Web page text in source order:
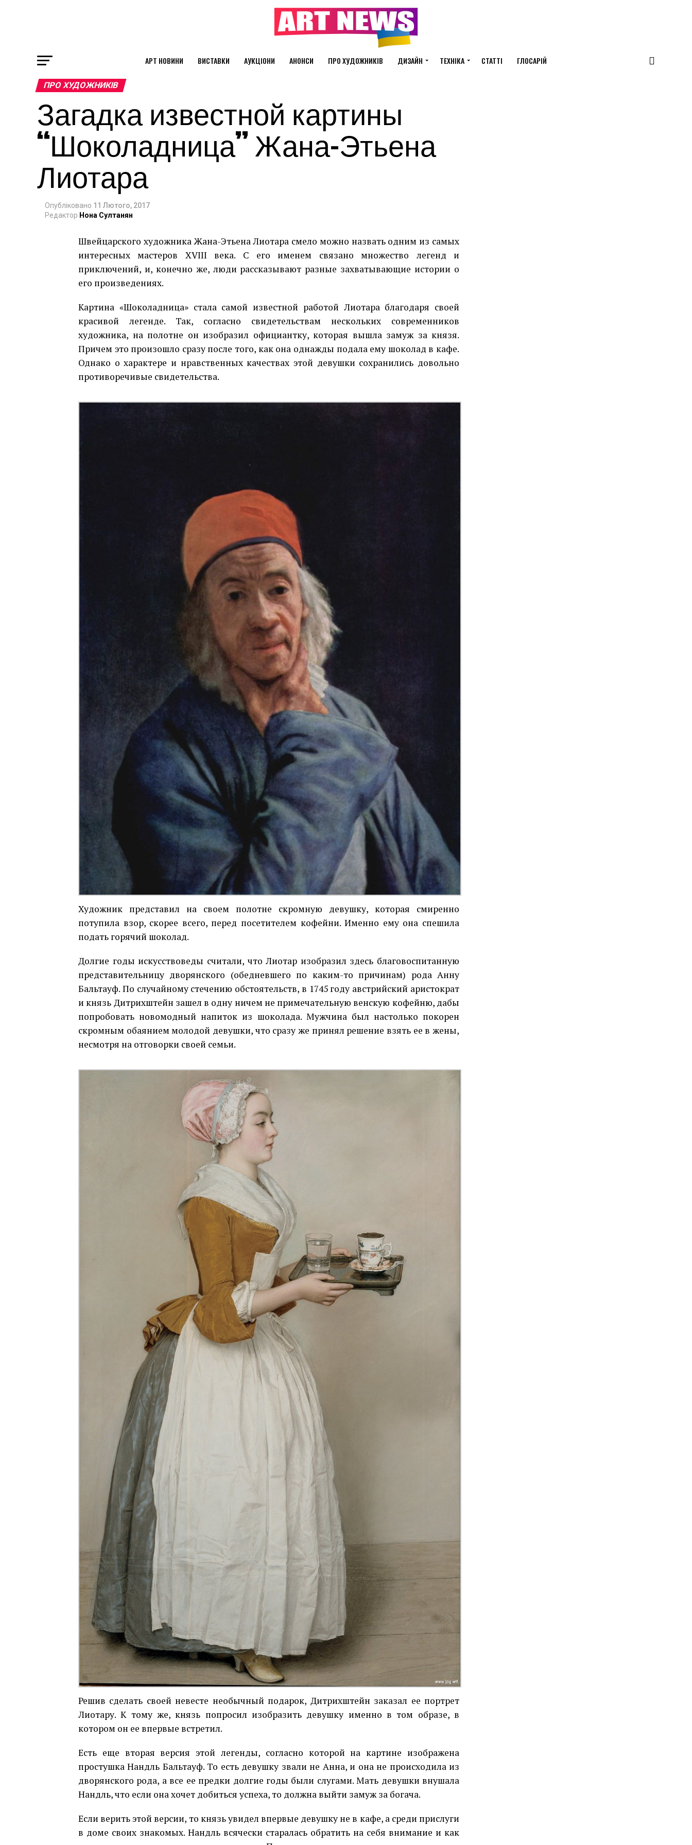
АРТ НОВИНИ ВИСТАВКИ АУКЦІОНИ АНОНСИ ПРО ХУДОЖНИКІВ ДИЗАЙН ТЕХНІКА СТАТТІ ГЛОСАРІЙ
ПРО ХУДОЖНИКІВ
Загадка известной картины
“Шоколадница” Жана-Этьена
Лиотара
Опубліковано 11 Лютого, 2017
Редактор Нона Султанян
Швейцарского художника Жана-Этьена Лиотара смело можно назвать одним из самых
интересных мастеров XVIII века. С его именем связано множество легенд и
приключений, и, конечно же, люди рассказывают разные захватывающие истории о
его произведениях.
Картина «Шоколадница» стала самой известной работой Лиотара благодаря своей
красивой легенде. Так, согласно свидетельствам нескольких современников
художника, на полотне он изобразил официантку, которая вышла замуж за князя.
Причем это произошло сразу после того, как она однажды подала ему шоколад в кафе.
Однако о характере и нравственных качествах этой девушки сохранились довольно
противоречивые свидетельства.
Художник представил на своем полотне скромную девушку, которая смиренно
потупила взор, скорее всего, перед посетителем кофейни. Именно ему она спешила
подать горячий шоколад.
Долгие годы искусствоведы считали, что Лиотар изобразил здесь благовоспитанную
представительницу дворянского (обедневшего по каким-то причинам) рода Анну
Бальтауф. По случайному стечению обстоятельств, в 1745 году австрийский аристократ
и князь Дитрихштейн зашел в одну ничем не примечательную венскую кофейню, дабы
попробовать новомодный напиток из шоколада. Мужчина был настолько покорен
скромным обаянием молодой девушки, что сразу же принял решение взять ее в жены,
несмотря на отговорки своей семьи.
Решив сделать своей невесте необычный подарок, Дитрихштейн заказал ее портрет
Лиотару. К тому же, князь попросил изобразить девушку именно в том образе, в
котором он ее впервые встретил.
Есть еще вторая версия этой легенды, согласно которой на картине изображена
простушка Нандль Бальтауф. То есть девушку звали не Анна, и она не происходила из
дворянского рода, а все ее предки долгие годы были слугами. Мать девушки внушала
Нандль, что если она хочет добиться успеха, то должна выйти замуж за богача.
Если верить этой версии, то князь увидел впервые девушку не в кафе, а среди прислуги
в доме своих знакомых. Нандль всячески старалась обратить на себя внимание и как